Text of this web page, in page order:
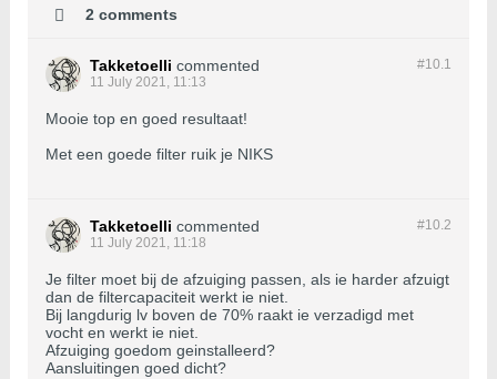
2 comments
#10.1
Takketoelli commented
11 July 2021, 11:13
Mooie top en goed resultaat!
Met een goede filter ruik je NIKS
#10.2
Takketoelli commented
11 July 2021, 11:18
Je filter moet bij de afzuiging passen, als ie harder afzuigt
dan de filtercapaciteit werkt ie niet.
Bij langdurig lv boven de 70% raakt ie verzadigd met
vocht en werkt ie niet.
Afzuiging goedom geinstalleerd?
Aansluitingen goed dicht?